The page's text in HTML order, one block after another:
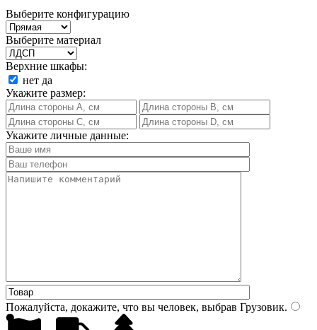
Выберите конфигурацию
Выберите материал
Верхние шкафы:
нет да
Укажите размер:
Укажите личные данные:
Пожалуйста, докажите, что вы человек, выбрав Грузовик.